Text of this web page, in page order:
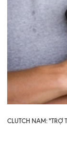
CLUTCH NAM: "TRỢ